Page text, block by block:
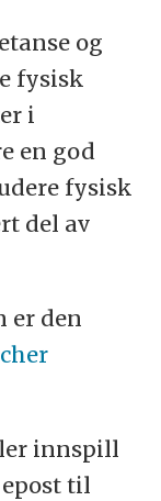
og
fysisk
i
en god
fysisk
del av
er den
innspill
til